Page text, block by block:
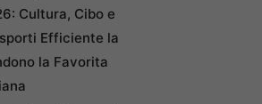
Cultura, Cibo e
Efficiente la
la Favorita